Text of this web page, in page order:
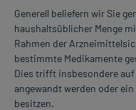
Generell beliefern wir Sie
haushaltsüblicher Menge
Rahmen der
bestimmte Medikamente
Dies trifft insbesondere
angewandt werden oder
besitzen.